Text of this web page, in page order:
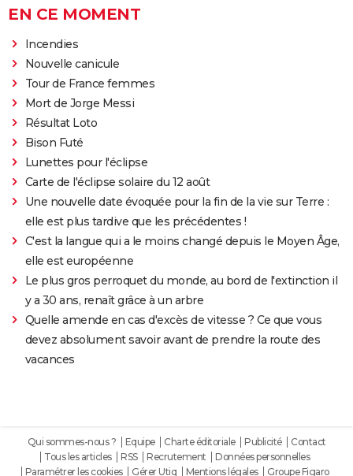
EN CE MOMENT
Incendies
Nouvelle canicule
Tour de France femmes
Mort de Jorge Messi
Résultat Loto
Bison Futé
Lunettes pour l'éclipse
Carte de l'éclipse solaire du 12 août
Une nouvelle date évoquée pour la fin de la vie sur Terre :
elle est plus tardive que les précédentes !
C'est la langue qui a le moins changé depuis le Moyen Âge,
elle est européenne
Le plus gros perroquet du monde, au bord de l'extinction il
y a 30 ans, renaît grâce à un arbre
Quelle amende en cas d'excès de vitesse ? Ce que vous
devez absolument savoir avant de prendre la route des
vacances
Qui sommes-nous ? Equipe Charte éditoriale Publicité
Contact
Tous les articles
RSS Recrutement
Données personnelles
Paramétrer les cookies
Gérer Utiq Mentions légales Groupe Figaro